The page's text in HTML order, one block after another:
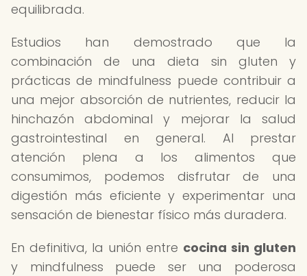
equilibrada.
Estudios han demostrado que la
combinación de una dieta sin gluten y
prácticas de mindfulness puede contribuir a
una mejor absorción de nutrientes, reducir la
hinchazón abdominal y mejorar la salud
gastrointestinal en general. Al prestar
atención plena a los alimentos que
consumimos, podemos disfrutar de una
digestión más eficiente y experimentar una
sensación de bienestar físico más duradera.
En definitiva, la unión entre cocina sin gluten
y mindfulness puede ser una poderosa